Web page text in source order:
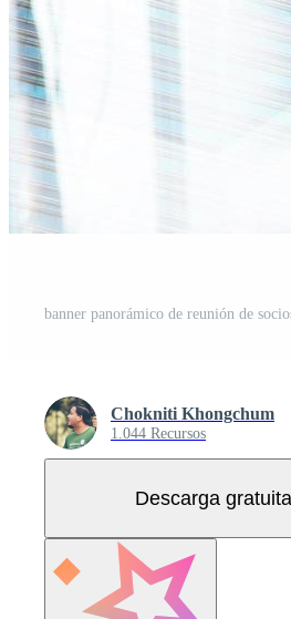
Chokniti Khongchum
1.044 Recursos
Descarga gratuita